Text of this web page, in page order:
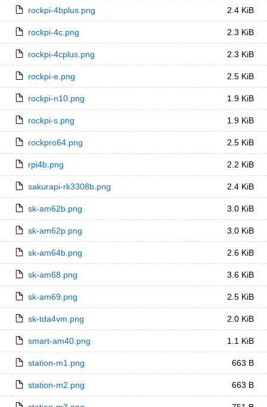
rockpi-4bplus.png 2.4 KiB
rockpi-4c.png 2.3 KiB
rockpi-4cplus.png 2.3 KiB
rockpi-e.png 2.5 KiB
rockpi-n10.png 1.9 KiB
rockpi-s.png 1.9 KiB
rockpro64.png 2.5 KiB
rpi4b.png 2.2 KiB
sakurapi-rk3308b.png 2.4 KiB
sk-am62b.png 3.0 KiB
sk-am62p.png 3.0 KiB
sk-am64b.png 2.6 KiB
sk-am68.png 3.6 KiB
sk-am69.png 2.5 KiB
sk-tda4vm.png 2.0 KiB
smart-am40.png 1.1 KiB
station-m1.png 663 B
station-m2.png 663 B